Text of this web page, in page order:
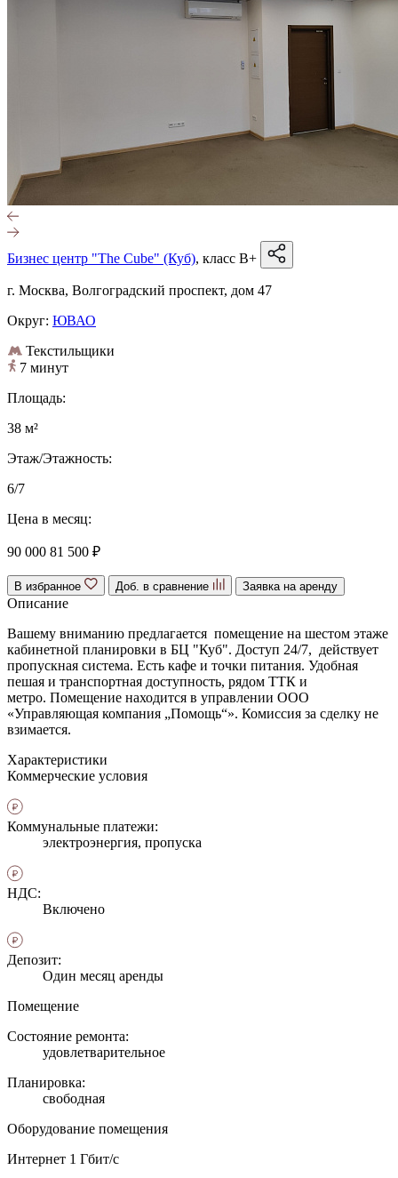
Бизнес центр "The Cube" (Куб), класс B+
г. Москва, Волгоградский проспект, дом 47
Округ: ЮВАО
Текстильщики
7 минут
Площадь:
38 м²
Этаж/Этажность:
6/7
Цена в месяц:
90 000 81 500 ₽
В избранное Доб. в сравнение Заявка на аренду
Описание
Вашему вниманию предлагается помещение на шестом этаже
кабинетной планировки в БЦ "Куб". Доступ 24/7, действует
пропускная система. Есть кафе и точки питания. Удобная
пешая и транспортная доступность, рядом ТТК и
метро. Помещение находится в управлении ООО
«Управляющая компания „Помощь“». Комиссия за сделку не
взимается.
Характеристики
Коммерческие условия
Коммунальные платежи:
электроэнергия, пропуска
НДС:
Включено
Депозит:
Один месяц аренды
Помещение
Состояние ремонта:
удовлетварительное
Планировка:
свободная
Оборудование помещения
Интернет 1 Гбит/с